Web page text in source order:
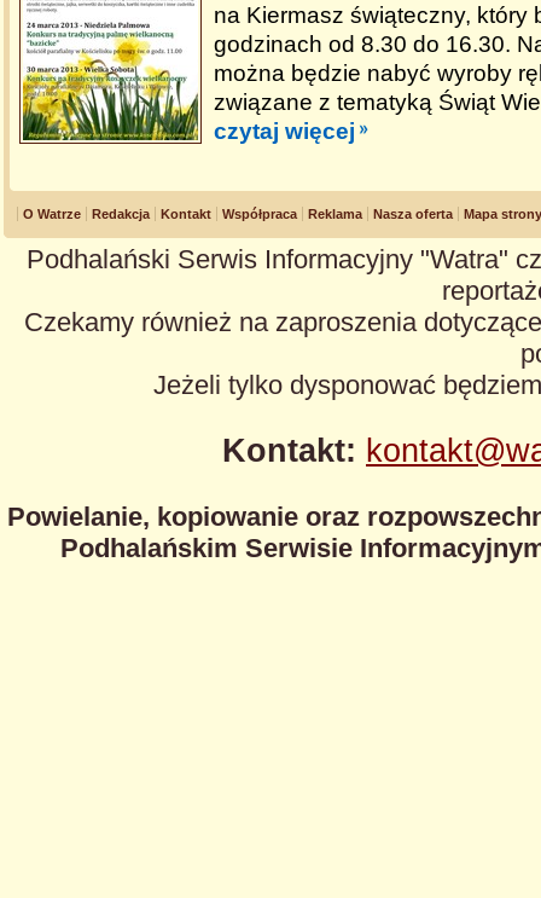
na Kiermasz świąteczny, który
godzinach od 8.30 do 16.30.
można będzie nabyć wyroby
związane z tematyką Świąt
czytaj więcej
O Watrze Redakcja Kontakt Współpraca Reklama Nasza oferta Mapa strony
Podhalański Serwis Informacyjny "Watra"
Czekamy również na zaproszenia
Jeżeli tylko dysponować
Kontakt:
Powielanie, kopiowanie oraz
Podhalańskim Serwisie